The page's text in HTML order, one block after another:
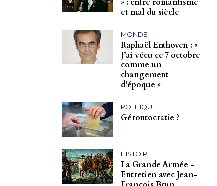
» : entre romantisme
et mal du siècle
MONDE
Raphaël Enthoven : «
J’ai vécu ce 7 octobre
comme un
changement
d’époque »
POLITIQUE
Gérontocratie ?
HISTOIRE
La Grande Armée -
Entretien avec Jean-